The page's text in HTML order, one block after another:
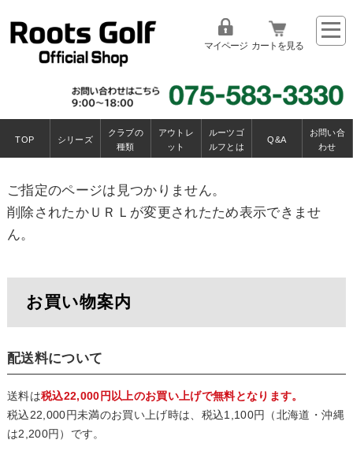
マイページ カートを見る
TOP シリーズ
クラブの
種類
アウトレ
ット
ルーツゴ
ルフとは
Q&A
お問い合
わせ
ご指定のページは見つかりません。
削除されたかＵＲＬが変更されたため表示できませ
ん。
お買い物案内
配送料について
送料は税込22,000円以上のお買い上げで無料となります。
税込22,000円未満のお買い上げ時は、税込1,100円（北海道・沖縄
は2,200円）です。